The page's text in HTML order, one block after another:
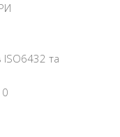
ISO6432 та